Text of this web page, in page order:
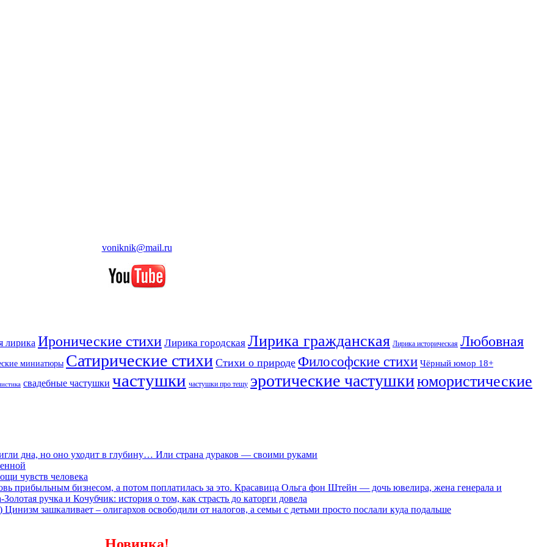
voniknik@mail.ru
лирика Иронические стихи Лирика городская Лирика гражданская Лирика историческая Любовная
миниатюры Сатирические стихи Стихи о природе Философские стихи Чёрный юмор 18+
свадебные частушки частушки частушки про тещу эротические частушкиюмористические
дна, но оно уходит в глубину… Или страна дураков — своими руками
чувств человека
прибыльным бизнесом, а потом поплатилась за это. Красавица Ольга фон Штейн — дочь ювелира, жена генерала и
ручка и Кочубчик: история о том, как страсть до каторги довела
зашкаливает – олигархов освободили от налогов, а семьи с детьми просто послали куда подальше